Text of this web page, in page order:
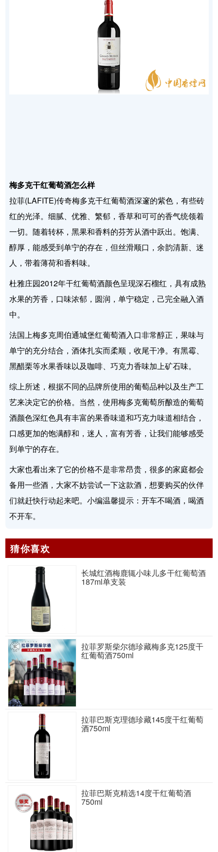
梅多克干红葡萄酒怎么样
拉菲(LAFITE)传奇梅多克干红葡萄酒深邃的紫色，有些砖
红的光泽。细腻、优雅、繁郁，香草和可可的香气统领着
一切。随着转杯，黑果和香料的芬芳从酒中跃出。饱满、
醇厚，能感受到单宁的存在，但丝滑顺口，余韵清新、迷
人，带着薄荷和香料味。
杜雅庄园2012年干红葡萄酒颜色呈现深石榴红，具有成熟
水果的芳香，口味浓郁，圆润，单宁稳定，己完全融入酒
中。
法国上梅多克周伯通城堡红葡萄酒入口非常醇正，果味与
单宁的充分结合，酒体扎实而柔顺，收尾干净。有黑霉、
黑醋栗等水果香味以及咖啡、巧克力香味加上矿石味。
综上所述，根据不同的品牌所使用的葡萄品种以及生产工
艺来决定它的价格。当然，使用梅多克葡萄所酿造的葡萄
酒颜色深红色具有丰富的果香味道和巧克力味道相结合，
口感更加的饱满醇和，迷人，富有芳香，让我们能够感受
到单宁的存在。
大家也看出来了它的价格不是非常昂贵，很多的家庭都会
备用一些酒，大家不妨尝试一下这款酒，想要购买的伙伴
们就赶快行动起来吧。小编温馨提示：开车不喝酒，喝酒
不开车。
猜你喜欢
长城红酒梅鹿辄小味儿多干红葡萄酒
187ml单支装
拉菲罗斯柴尔德珍藏梅多克125度干
红葡萄酒750ml
拉菲巴斯克理德珍藏145度干红葡萄
酒750ml
拉菲巴斯克精选14度干红葡萄酒
750ml